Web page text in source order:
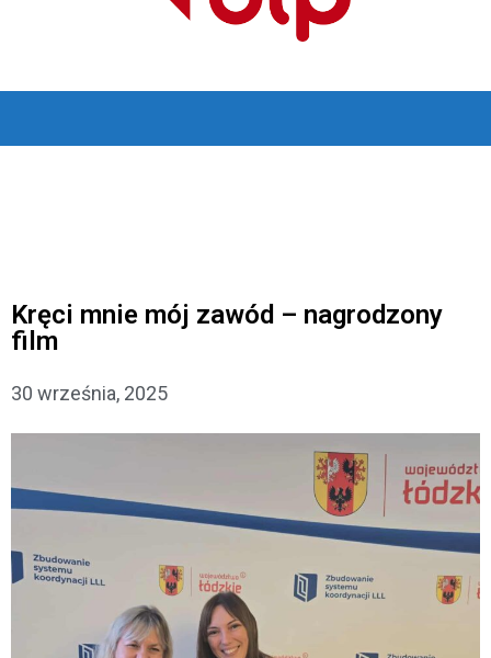
Kręci mnie mój zawód – nagrodzony
film
30 września, 2025